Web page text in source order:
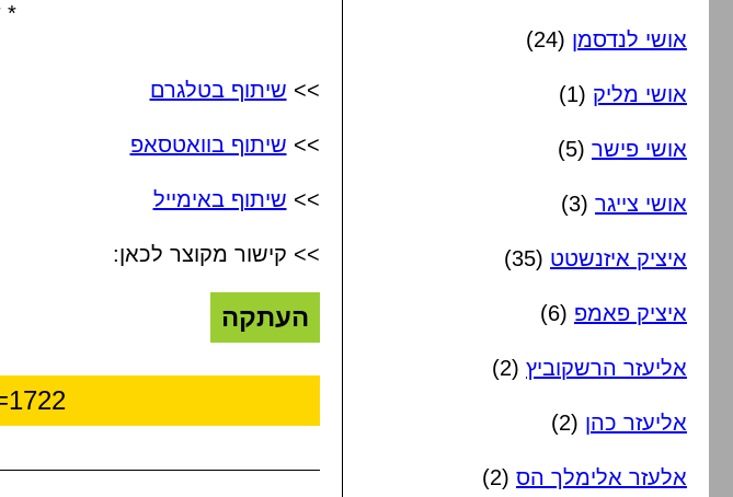
*
>> שיתוף בטלגרם
>> שיתוף בוואטסאפ
>> שיתוף באימייל
>> קישור מקוצר לכאן:
העתקה
אושי לנדסמן (24)
אושי מליק (1)
אושי פישר (5)
אושי צייגר (3)
איציק איזנשטט (35)
איציק פאמפ (6)
אליעזר הרשקוביץ (2)
אליעזר כהן (2)
אלעזר אלימלך הס (2)